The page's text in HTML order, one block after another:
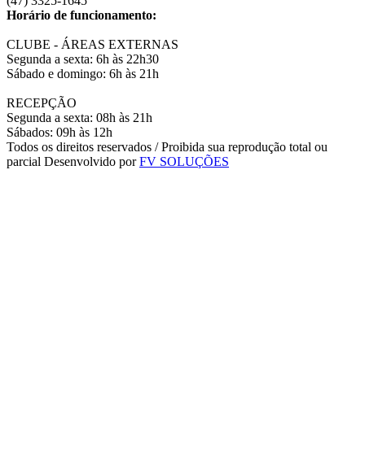
Horário de funcionamento:
CLUBE - ÁREAS EXTERNAS
Segunda a sexta: 6h às 22h30
Sábado e domingo: 6h às 21h
RECEPÇÃO
Segunda a sexta: 08h às 21h
Sábados: 09h às 12h
Todos os direitos reservados / Proibida sua reprodução total ou
parcial Desenvolvido porFV SOLUÇÕES